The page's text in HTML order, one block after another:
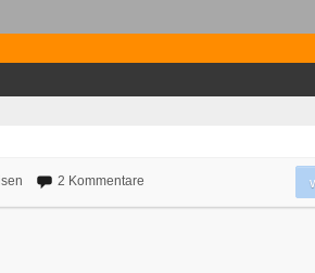
2 Kommentare